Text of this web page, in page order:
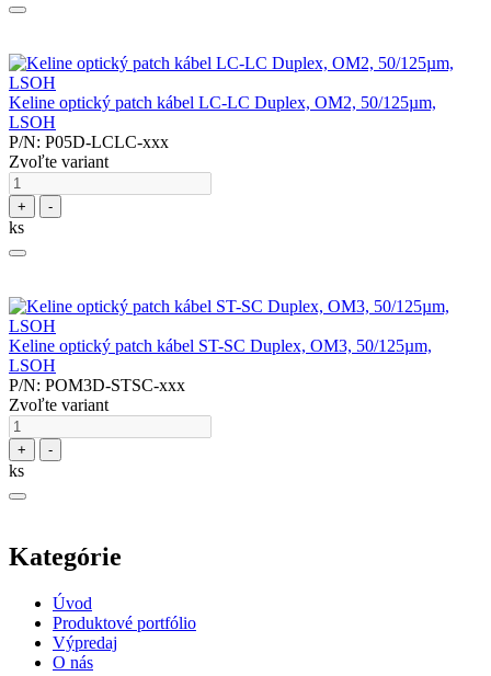
Keline optický patch kábel LC-LC Duplex, OM2, 50/125µm,
LSOH
P/N: P05D-LCLC-xxx
Zvoľte variant
+ -
ks
Keline optický patch kábel ST-SC Duplex, OM3, 50/125µm,
LSOH
P/N: POM3D-STSC-xxx
Zvoľte variant
+ -
ks
Kategórie
Úvod
Produktové portfólio
Výpredaj
O nás